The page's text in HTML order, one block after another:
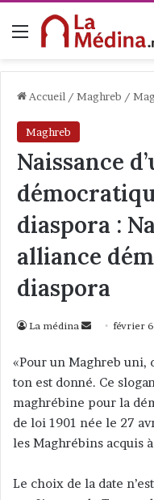
Menu
Accueil / Maghreb /
Maghreb
Naissance
diaspora :
alliance
diaspora
La médina
v
o
y
e
r
n
février
«Pour un Maghreb uni,
ton est donné. Ce
maghrébine pour la
de loi 1901 née le 27
les Maghrébins acquis à
Le choix de la date